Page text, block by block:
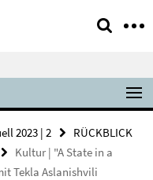
2023 | 2
RÜCKBLICK
Kultur | "A State in a
Tekla Aslanishvili